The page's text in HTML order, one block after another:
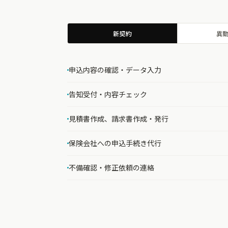
新契約 異
申込内容の確認・データ入力
告知受付・内容チェック
見積書作成、請求書作成・発行
保険会社への申込手続き代行
不備確認・修正依頼の連絡